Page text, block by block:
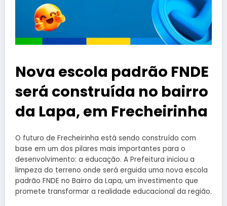
Nova escola padrão FNDE
será construída no bairro
da Lapa, em Frecheirinha
O futuro de Frecheirinha está sendo construído com
base em um dos pilares mais importantes para o
desenvolvimento: a educação. A Prefeitura iniciou a
limpeza do terreno onde será erguida uma nova escola
padrão FNDE no Bairro da Lapa, um investimento que
promete transformar a realidade educacional da região.